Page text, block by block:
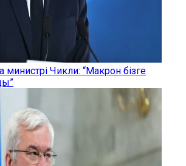
Чикли: “Макрон бізге